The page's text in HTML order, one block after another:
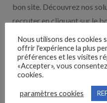
bon site. Découvrez nos
recruter en cliquant sur le
Nos
Découvrez nos partenaires
multidiffuseurs, sites
Nous utilisons des cookies
offrir l'expérience la plus
préférences et les visites
«Accepter», vous
cookies.
paramètres cookies